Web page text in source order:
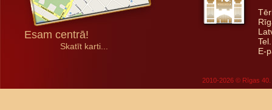
Esam centrā!
Skatīt karti...
E-
2010-2026 © Rīgas